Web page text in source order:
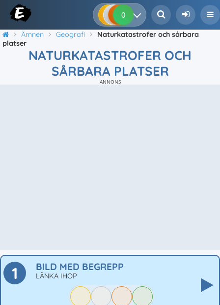
0 0 0
Ämnen Geografi
Naturkatastrofer och sårbara
platser
NATURKATASTROFER OCH
SÅRBARA PLATSER
ANNONS
1 BILD MED BEGREPP
LÄNKA IHOP